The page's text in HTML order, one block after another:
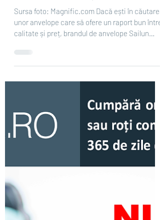
brandului, diferențe între
modelele de iarnă și vară și
sfaturi de achiziție
Sursa foto: Magnific.com Dacă ești în căutarea
unor anvelope care să ofere un raport bun între
China, Sailun s-a impus în ultimii ani ca unul
dintre cei mai serioși producători din
segmentul buget-mediu, câștigând teren pe
piețele europene, inclusiv în România. Spre
deosebire de brandurile premium cu tradiție de
1889 de frații Édouard și And